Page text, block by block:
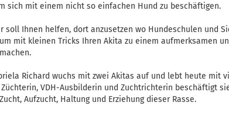
sich mit einem nicht so einfachen Hund zu beschäftigen.
soll Ihnen helfen, dort anzusetzen wo Hundeschulen und
mit kleinen Tricks Ihren Akita zu einem aufmerksamen
Richard wuchs mit zwei Akitas auf und lebt heute mit
VDH-Ausbilderin und Zuchtrichterin beschäftigt
Aufzucht, Haltung und Erziehung dieser Rasse.